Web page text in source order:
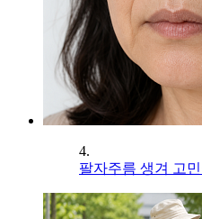
4.
팔자주름 생겨 고